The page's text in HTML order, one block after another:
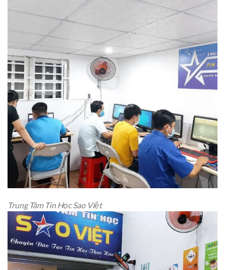
Trung Tâm Tin Học Sao Việt